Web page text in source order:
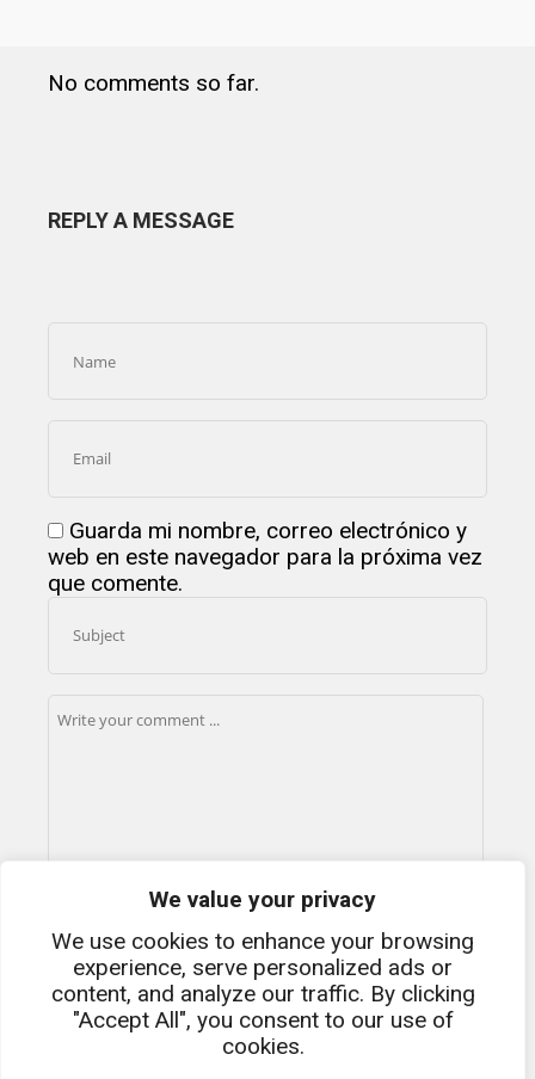
We value your privacy
We use cookies to enhance your browsing
experience, serve personalized ads or
content, and analyze our traffic. By clicking
"Accept All", you consent to our use of
cookies.
No comments so far.
REPLY A MESSAGE
Guarda mi nombre, correo electrónico y
web en este navegador para la próxima vez
que comente.